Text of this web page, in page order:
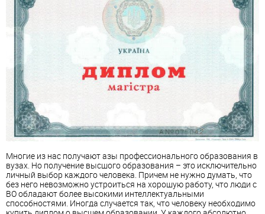
Многие из нас получают азы профессионального образования в
вузах. Но получение высшого образования – это исключительно
личный выбор каждого человека. Причем не нужно думать, что
без него невозможно устроиться на хорошую работу, что люди с
ВО обладают более высокими интеллектуальными
способностями. Иногда случается так, что человеку необходимо